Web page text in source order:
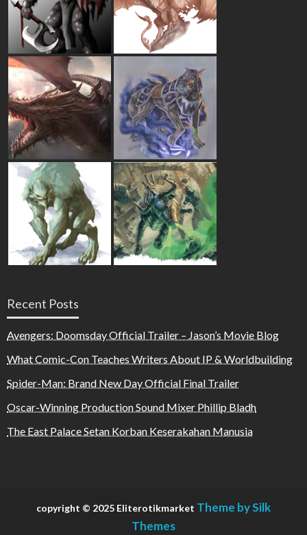
Recent Posts
Avengers: Doomsday Official Trailer – Jason’s Movie Blog
What Comic-Con Teaches Writers About IP & Worldbuilding
Spider-Man: Brand New Day Official Final Trailer
Oscar-Winning Production Sound Mixer Phillip Bladh
The East Palace Setan Korban Keserakahan Manusia
copyright © 2025 Eliterotikmarket Theme by Silk
Themes